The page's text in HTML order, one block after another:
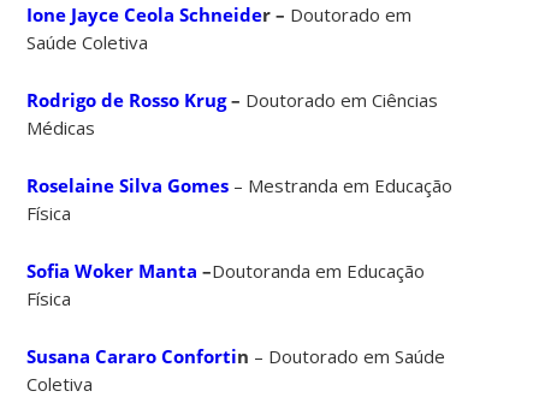
Ione Jayce Ceola Schneider – Doutorado em
Saúde Coletiva
Rodrigo de Rosso Krug– Doutorado em Ciências
Médicas
Roselaine Silva Gomes – Mestranda em Educação
Física
Sofia Woker Manta –Doutoranda em Educação
Física
Susana Cararo Confortin – Doutorado em Saúde
Coletiva